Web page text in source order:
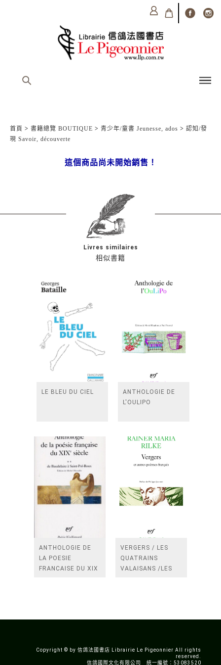
首頁 > 書籍總覽 BOUTIQUE > 青少年/童書 Jeunesse, ados > 認知/發
現 Savoir, découverte
這個商品尚未開始銷售！
相似書籍
Livres similaires
LE BLEU DU CIEL
ANTHOLOGIE DE
L'OULIPO
ANTHOLOGIE DE
LA POESIE
FRANCAISE DU XIX
VERGERS / LES
QUATRAINS
VALAISANS /LES
Copyright © by 信鴿法國書店 Librairie Le Pigeonnier All rights
reserved.
信鴿國際文化有限公司 統一編號：53083520